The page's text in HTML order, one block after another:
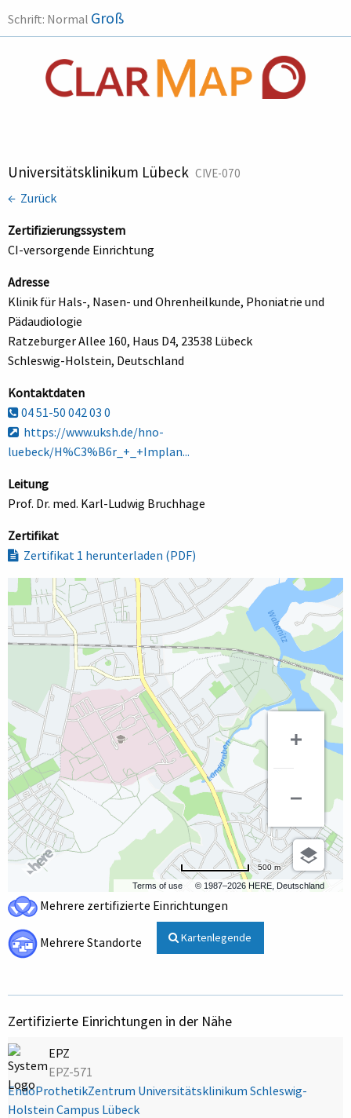
Schrift: Normal Groß
Universitätsklinikum Lübeck CIVE-070
← Zurück
Zertifizierungssystem
CI-versorgende Einrichtung
Adresse
Klinik für Hals-, Nasen- und Ohrenheilkunde, Phoniatrie und
Pädaudiologie
Ratzeburger Allee 160, Haus D4, 23538 Lübeck
Schleswig-Holstein, Deutschland
Kontaktdaten
04 51-50 042 03 0
https://www.uksh.de/hno-
luebeck/H%C3%B6r_+_+Implan...
Leitung
Prof. Dr. med. Karl-Ludwig Bruchhage
Zertifikat
Zertifikat 1 herunterladen (PDF)
Terms of use © 1987–2026 HERE, Deutschland
500 m
Mehrere zertifizierte Einrichtungen
Mehrere Standorte Kartenlegende
Zertifizierte Einrichtungen in der Nähe
EPZ
EPZ-571
EndoProthetikZentrum Universitätsklinikum Schleswig-
Holstein Campus Lübeck